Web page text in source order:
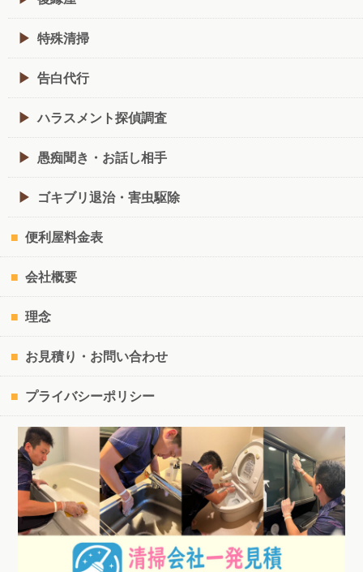
特殊清掃
告白代行
ハラスメント探偵調査
愚痴聞き・お話し相手
ゴキブリ退治・害虫駆除
便利屋料金表
会社概要
理念
お見積り・お問い合わせ
プライバシーポリシー